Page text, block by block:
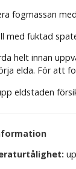
fogmassan
med fuktad
helt innan
elda. För att
eldstaden